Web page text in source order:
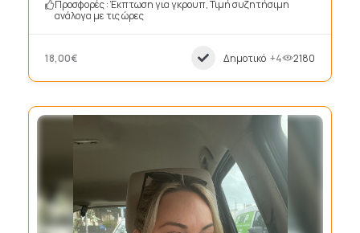
Προσφορές : Έκπτωση για γκρουπ, Τιμή συζητήσιμη
ανάλογα με τις ώρες
18,00€ Δημοτικό +4 2180